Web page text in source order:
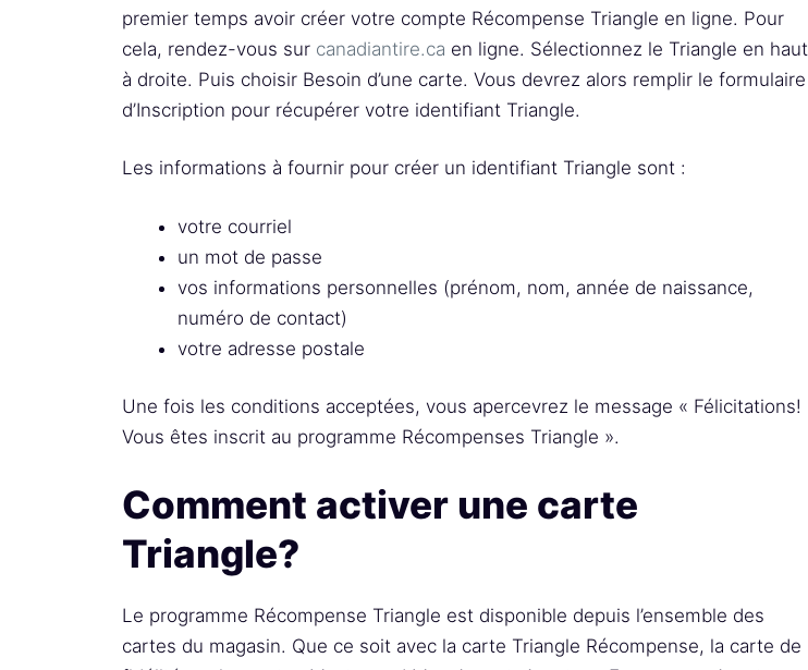
premier temps avoir créer votre compte Récompense Triangle en ligne. Pour
cela, rendez-vous sur canadiantire.ca en ligne. Sélectionnez le Triangle en haut
à droite. Puis choisir Besoin d’une carte. Vous devrez alors remplir le formulaire
d’Inscription pour récupérer votre identifiant Triangle.
Les informations à fournir pour créer un identifiant Triangle sont :
votre courriel
un mot de passe
vos informations personnelles (prénom, nom, année de naissance,
numéro de contact)
votre adresse postale
Une fois les conditions acceptées, vous apercevrez le message « Félicitations!
Vous êtes inscrit au programme Récompenses Triangle ».
Comment activer une carte
Triangle?
Le programme Récompense Triangle est disponible depuis l’ensemble des
cartes du magasin. Que ce soit avec la carte Triangle Récompense, la carte de